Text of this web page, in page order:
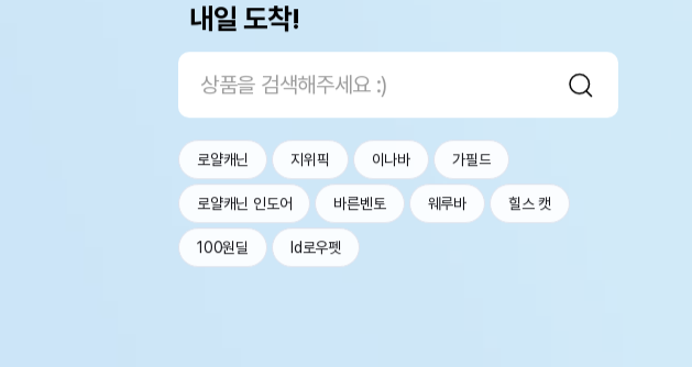
내일 도착!
로얄캐닌 지위픽 이나바 가필드
로얄캐닌 인도어 바른벤토 웨루바 힐스 캣
100원딜 Id로우펫